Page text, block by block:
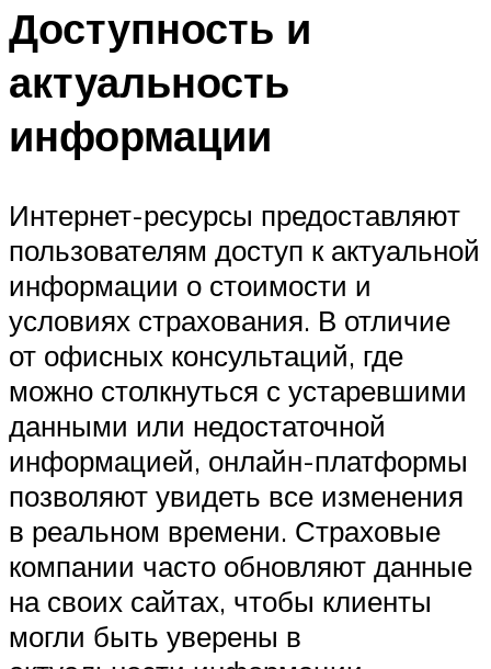
Доступность и
актуальность
информации
Интернет-ресурсы предоставляют
пользователям доступ к актуальной
информации о стоимости и
условиях страхования. В отличие
от офисных консультаций, где
можно столкнуться с устаревшими
данными или недостаточной
информацией, онлайн-платформы
позволяют увидеть все изменения
в реальном времени. Страховые
компании часто обновляют данные
на своих сайтах, чтобы клиенты
могли быть уверены в